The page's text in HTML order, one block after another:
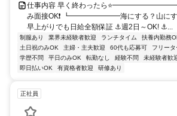
仕事内容 早く終わったら⭐━━━━━━━━━┓
み面接OK❗ ┗━━━━━━━海にする？山にす
早上がりでも日給全額保証 ⚓週2日～OK! ⚓...
制服あり 業界未経験者歓迎 ランチタイム 扶養内勤務
土日祝のみOK
主婦・主夫歓迎 60代も応募可 フリータ
学歴不問
平日のみOK 転勤なし 経験不問 未経験者歓
即日払いOK
有資格者歓迎 研修あり
正社員